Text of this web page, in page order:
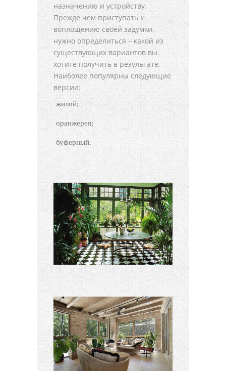
назначению и устройству.
Прежде чем приступать к
воплощению своей задумки,
нужно определиться – какой из
существующих вариантов вы
хотите получить в результате.
Наиболее популярны следующие
версии:
жилой;
оранжерея;
буферный.